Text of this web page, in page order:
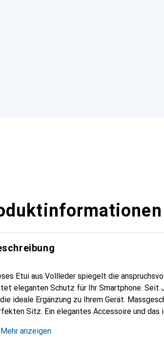
Etui aus Vollleder spiegelt die
eleganten Schutz für Ihr Smartphone. Seit
ideale Ergänzung zu Ihrem Gerät.
Sitz. Ein elegantes Accessoire und das
Mehr anzeigen